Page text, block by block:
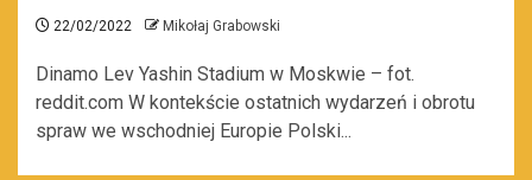
22/02/2022 Mikołaj Grabowski
Dinamo Lev Yashin Stadium w Moskwie – fot.
reddit.com W kontekście ostatnich wydarzeń i obrotu
spraw we wschodniej Europie Polski...